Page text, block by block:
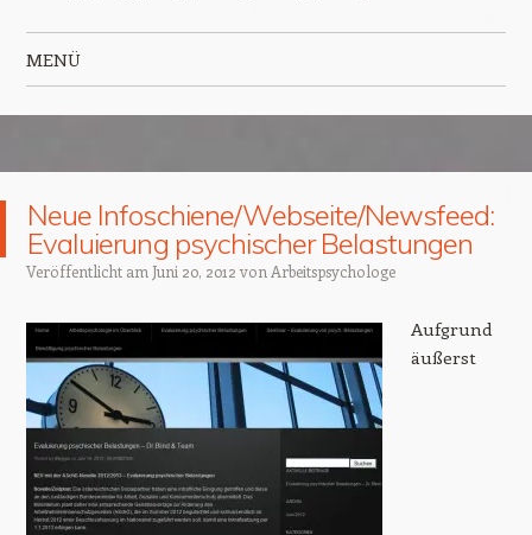
MENÜ
Neue Infoschiene/Webseite/Newsfeed:
Evaluierung psychischer Belastungen
Veröffentlicht am Juni 20, 2012 von Arbeitspsychologe
Aufgrund
äußerst